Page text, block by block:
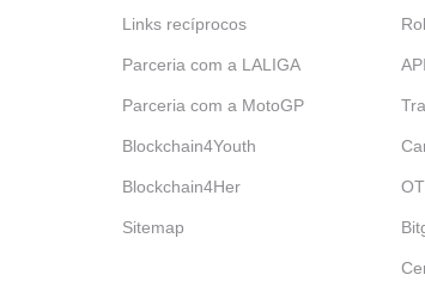
Links recíprocos
Parceria com a LALIGA
Parceria com a MotoGP
Blockchain4Youth
Blockchain4Her
Sitemap